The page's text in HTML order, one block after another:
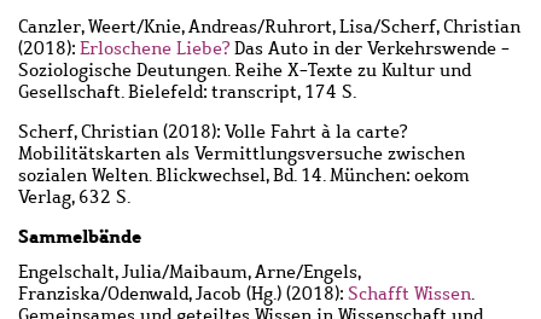
Canzler, Weert/Knie, Andreas/Ruhrort, Lisa/Scherf, Christian
(2018): Erloschene Liebe? Das Auto in der Verkehrswende -
Soziologische Deutungen. Reihe X-Texte zu Kultur und
Gesellschaft. Bielefeld: transcript, 174 S.
Scherf, Christian (2018): Volle Fahrt à la carte?
Mobilitätskarten als Vermittlungsversuche zwischen
sozialen Welten. Blickwechsel, Bd. 14. München: oekom
Verlag, 632 S.
Sammelbände
Engelschalt, Julia/Maibaum, Arne/Engels,
Franziska/Odenwald, Jacob (Hg.) (2018): Schafft Wissen.